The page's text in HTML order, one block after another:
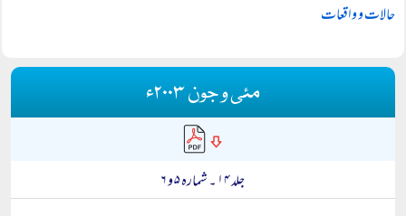
حالات و واقعات
مئی و جون ۲۰۰۳ء
جلد ۱۴ ۔ شمارہ ۵ و ۶